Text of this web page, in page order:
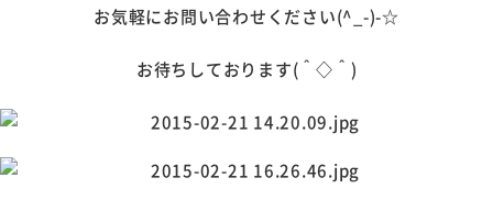
お気軽にお問い合わせください(^_-)-☆
お待ちしております(＾◇＾)